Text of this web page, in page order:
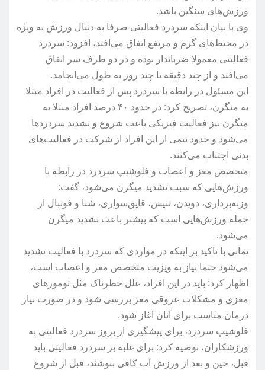
ورزش‌های سنگین باشد.
وی با بیان اینکه سردرد فعالیتی صرفا به دنبال ورزش به ویژه
در محیط‌های گرم و مرتفع اتفاق می‌افتد، افزود: سردرد
فعالیتی معمولا ضرباندار بوده و در دو طرف سر اتفاق
می‌افتد و از چند دقیقه تا چند روز به طول می‌انجامد.
این مسئول در رابطه با سردرد پس از فعالیت در افراد مبتلا
به میگرن، تصریح کرد: در حدود ۴۰ درصد افراد مبتلا به
میگرن نیز فعالیت فیزیکی باعث شروع و تشدید سردردها
می‌شود و حدود نیمی از این افراد از شرکت در فعالیت‌های
بدنی اجتناب می‌کنند.
متخصص مغز و اعصاب و فلوشیپ سردرد در رابطه با
ورزش‌هایی که سبب تشدید میگرن می‌شود، گفت:
وزنه‌برداری، دویدن، تنیس، قایق‌سواری، شنا و فوتبال از
جمله ورزش‌هایی است که بیشتر باعث تشدید میگرن
می‌شود.
یمانی با تاکید بر اینکه در مواردی که سردرد با فعالیت تشدید
می‌شود حتما نیاز به ویزیت متخصص مغز و اعصاب است،
اظهار کرد: باید در این افراد، علل خطرناک مثل تومورهای
مغزی و مشکلات عروقی مغز بررسی شود و در صورت نیاز
درمان مناسب برای آنان آغاز شود.
فلوشیپ سردرد، برای پیشگیری از بروز سردرد فعالیتی به
ورزشکاران، توصیه کرد: برای غلبه بر سردرد فعالیتی باید
قبل، حین و بعد از ورزش آب کافی بنوشند، قبل از شروع